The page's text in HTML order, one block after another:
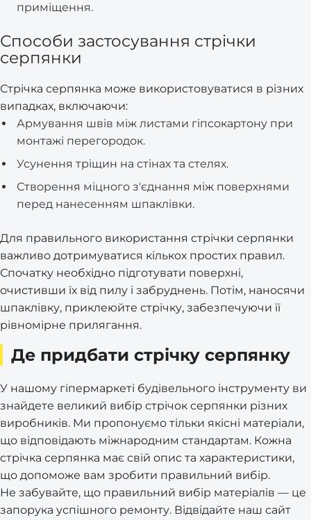
приміщення.
Способи застосування стрічки
серпянки
Стрічка серпянка може використовуватися в різних
випадках, включаючи:
Армування швів між листами гіпсокартону при
монтажі перегородок.
Усунення тріщин на стінах та стелях.
Створення міцного з'єднання між поверхнями
перед нанесенням шпаклівки.
Для правильного використання стрічки серпянки
важливо дотримуватися кількох простих правил.
Спочатку необхідно підготувати поверхні,
очистивши їх від пилу і забруднень. Потім, наносячи
шпаклівку, приклеюйте стрічку, забезпечуючи її
рівномірне прилягання.
Де придбати стрічку серпянку
У нашому гіпермаркеті будівельного інструменту ви
знайдете великий вибір стрічок серпянки різних
виробників. Ми пропонуємо тільки якісні матеріали,
що відповідають міжнародним стандартам. Кожна
стрічка серпянка має свій опис та характеристики,
що допоможе вам зробити правильний вибір.
Не забувайте, що правильний вибір матеріалів — це
запорука успішного ремонту. Відвідайте наш сайт